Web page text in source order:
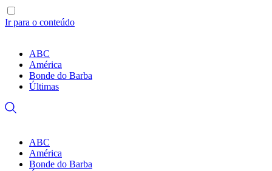
Ir para o conteúdo
ABC
América
Bonde do Barba
Últimas
ABC
América
Bonde do Barba